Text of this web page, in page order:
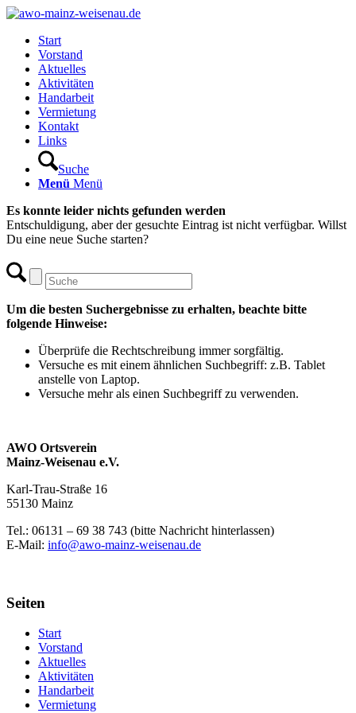
Start
Vorstand
Aktuelles
Aktivitäten
Handarbeit
Vermietung
Kontakt
Links
Suche
Menü Menü
Es konnte leider nichts gefunden werden
Entschuldigung, aber der gesuchte Eintrag ist nicht verfügbar. Willst
Du eine neue Suche starten?
Um die besten Suchergebnisse zu erhalten, beachte bitte
folgende Hinweise:
Überprüfe die Rechtschreibung immer sorgfältig.
Versuche es mit einem ähnlichen Suchbegriff: z.B. Tablet
anstelle von Laptop.
Versuche mehr als einen Suchbegriff zu verwenden.
AWO Ortsverein
Mainz-Weisenau e.V.
Karl-Trau-Straße 16
55130 Mainz
Tel.: 06131 – 69 38 743 (bitte Nachricht hinterlassen)
E-Mail: info@awo-mainz-weisenau.de
Seiten
Start
Vorstand
Aktuelles
Aktivitäten
Handarbeit
Vermietung